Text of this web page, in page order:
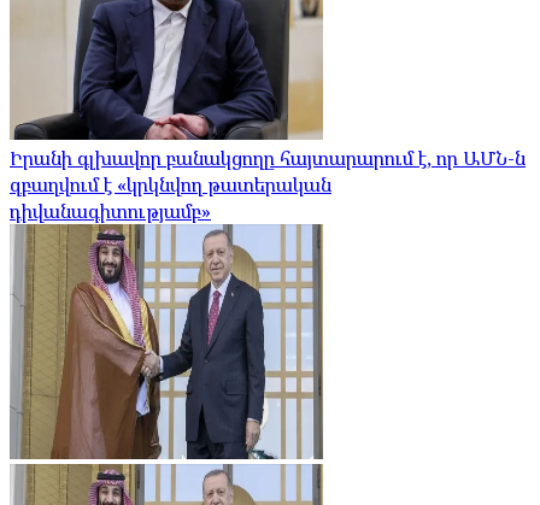
Իրանի գլխավոր բանակցողը հայտարարում է, որ ԱՄՆ-ն
զբաղվում է «կրկնվող թատերական
դիվանագիտությամբ»